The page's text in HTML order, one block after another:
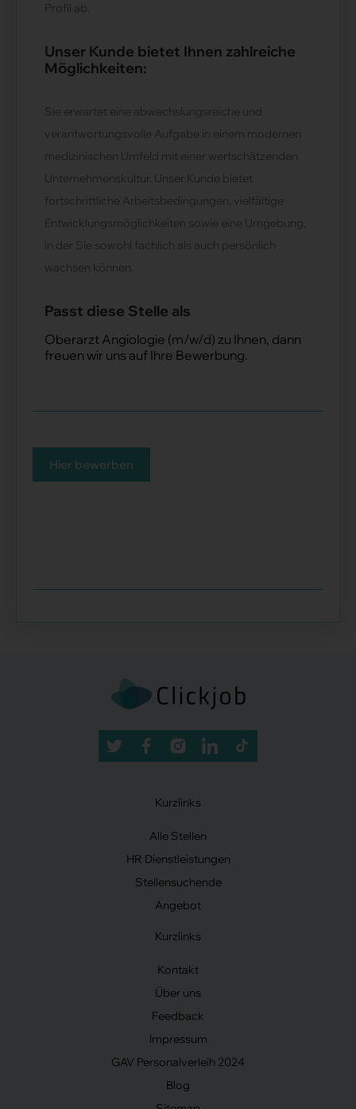
Profil ab.
Unser Kunde bietet Ihnen zahlreiche
Möglichkeiten:
Sie erwartet eine abwechslungsreiche und
verantwortungsvolle Aufgabe in einem modernen
medizinischen Umfeld mit einer wertschätzenden
Unternehmenskultur. Unser Kunde bietet
fortschrittliche Arbeitsbedingungen, vielfältige
Entwicklungsmöglichkeiten sowie eine Umgebung,
in der Sie sowohl fachlich als auch persönlich
wachsen können.
Passt diese Stelle als
Oberarzt Angiologie (m/w/d) zu Ihnen, dann
freuen wir uns auf Ihre Bewerbung.
Hier bewerben
Kurzlinks
Alle Stellen
HR Dienstleistungen
Stellensuchende
Angebot
Kurzlinks
Kontakt
Über uns
Feedback
Impressum
GAV Personalverleih 2024
Blog